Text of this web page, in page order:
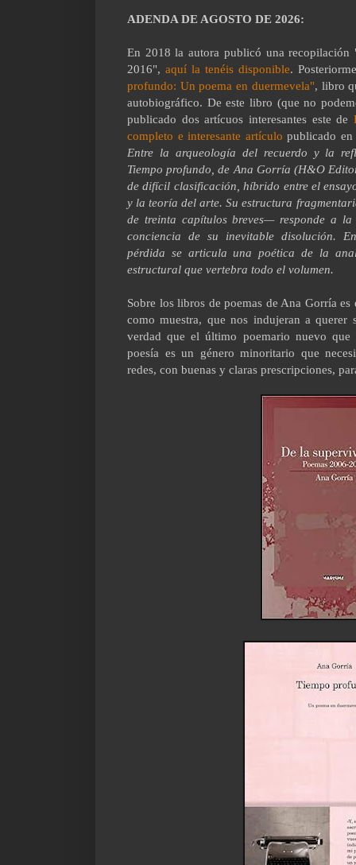
ADENDA DE AGOSTO DE 2026:
En 2018 la autora publicó una recopilación
2016", aquí la tenéis disponible.
profundo: Un poema en duermevela", libro
autobiográfico. De este libro (que no
publicado dos artícuos interesantes este de
completo e interesante artículo publicado
Entre la arqueología del recuerdo y la
Tiempo profundo, de Ana Gorría (H&O
de difícil clasificación, híbrido entre el
y la teoría del arte. Su estructura
de treinta capítulos breves— responde a
conciencia de su inevitable disolución.
pérdida se articula una poética de la
estructural que vertebra todo el volumen.
Sobre los libros de poemas de Ana Gorría
como muestra, que nos indujeran a querer
verdad que el último poemario nuevo
poesía es un género minoritario que
redes, con buenas y claras prescripciones,